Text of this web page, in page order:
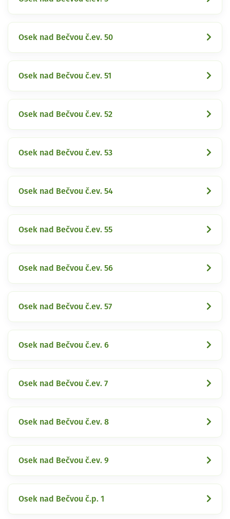
Osek nad Bečvou č.ev. 50
Osek nad Bečvou č.ev. 51
Osek nad Bečvou č.ev. 52
Osek nad Bečvou č.ev. 53
Osek nad Bečvou č.ev. 54
Osek nad Bečvou č.ev. 55
Osek nad Bečvou č.ev. 56
Osek nad Bečvou č.ev. 57
Osek nad Bečvou č.ev. 6
Osek nad Bečvou č.ev. 7
Osek nad Bečvou č.ev. 8
Osek nad Bečvou č.ev. 9
Osek nad Bečvou č.p. 1